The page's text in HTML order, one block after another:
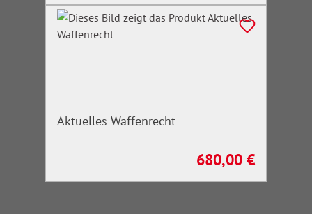
Aktuelles Waffenrecht
Regulärer Preis:
680,00 €